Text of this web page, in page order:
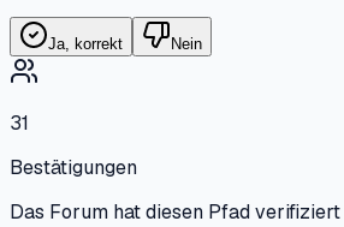
Ja, korrekt Nein
31
Bestätigungen
Das Forum hat diesen Pfad verifiziert